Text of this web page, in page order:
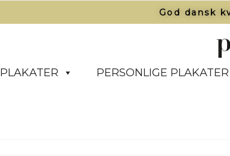
God dansk
PLAKATER PERSONLIGE PLAKATER